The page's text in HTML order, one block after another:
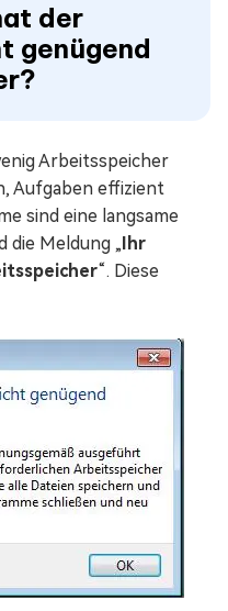
der
genügend
Arbeitsspeicher
Aufgaben effizient
sind eine langsame
die Meldung „Ihr
“. Diese